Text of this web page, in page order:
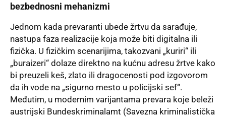
bezbednosni mehanizmi
Jednom kada prevaranti ubede žrtvu da sarađuje,
nastupa faza realizacije koja može biti digitalna ili
fizička. U fizičkim scenarijima, takozvani „kuriri“ ili
„buraizeri“ dolaze direktno na kućnu adresu žrtve kako
bi preuzeli keš, zlato ili dragocenosti pod izgovorom
da ih vode na „sigurno mesto u policijski sef“.
Međutim, u modernim varijantama prevara koje beleži
austrijski Bundeskriminalamt (Savezna kriminalistička